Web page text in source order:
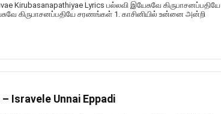
Kirubasanapathiyae Lyrics பல்லவி இயேசுவே கிருபாசனப்பதியே
கிருபாசனப்பதியே சரணங்கள் 1. காசினியில் உன்னை அன்றி
Isravele Unnai Eppadi